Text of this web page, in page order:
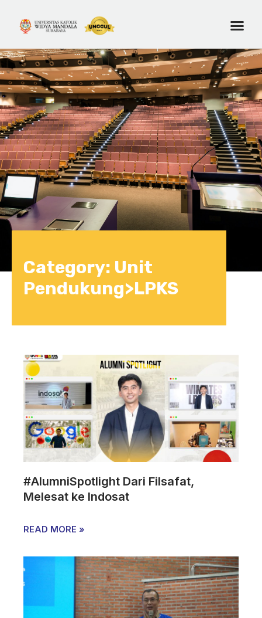
Category: Unit
Pendukung>LPKS
#AlumniSpotlight Dari Filsafat,
Melesat ke Indosat
READ MORE »